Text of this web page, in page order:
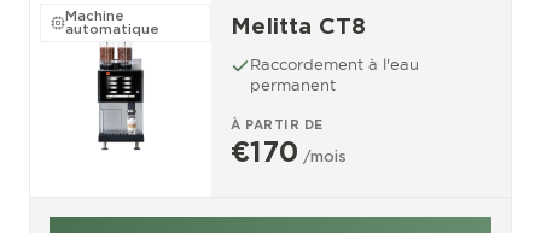
Machine
automatique Melitta CT8
Raccordement à l'eau
permanent
À PARTIR DE
€170 /mois